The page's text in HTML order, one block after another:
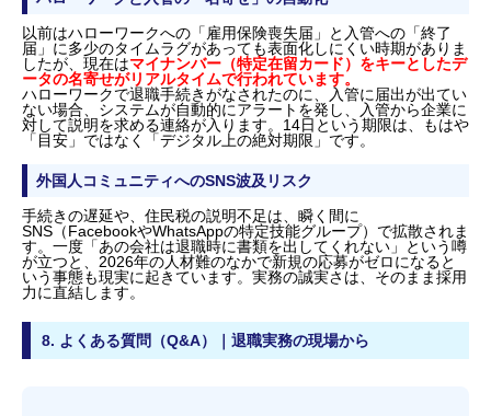
以前はハローワークへの「雇用保険喪失届」と入管への「終了
届」に多少のタイムラグがあっても表面化しにくい時期がありま
したが、現在はマイナンバー（特定在留カード）をキーとしたデ
ータの名寄せがリアルタイムで行われています。
ハローワークで退職手続きがなされたのに、入管に届出が出てい
ない場合、システムが自動的にアラートを発し、入管から企業に
対して説明を求める連絡が入ります。14日という期限は、もはや
「目安」ではなく「デジタル上の絶対期限」です。
外国人コミュニティへのSNS波及リスク
手続きの遅延や、住民税の説明不足は、瞬く間に
SNS（FacebookやWhatsAppの特定技能グループ）で拡散されま
す。一度「あの会社は退職時に書類を出してくれない」という噂
が立つと、2026年の人材難のなかで新規の応募がゼロになると
いう事態も現実に起きています。実務の誠実さは、そのまま採用
力に直結します。
8. よくある質問（Q&A）｜退職実務の現場から